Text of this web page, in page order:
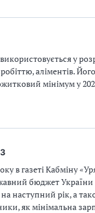
у
аліментів.
мінімум у
в газеті Кабміну
бюджет України
наступний рік, а
як мінімальна